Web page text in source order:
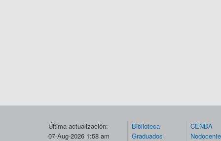
Última actualización:
07-Aug-2026 1:58 am
Biblioteca
Graduados
CENBA